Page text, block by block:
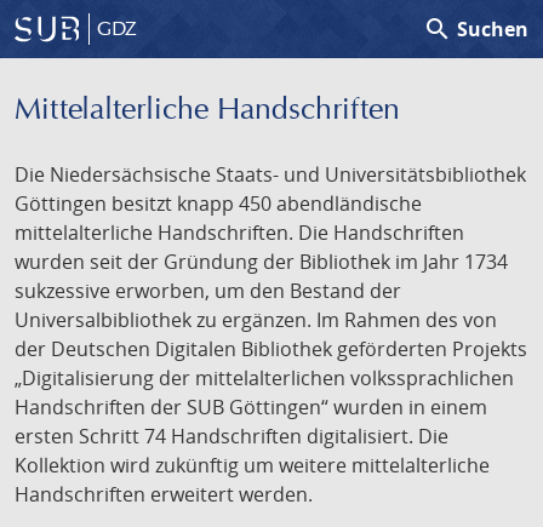
GDZ search Suchen
Mittelalterliche Handschriften
Die Niedersächsische Staats- und Universitätsbibliothek
Göttingen besitzt knapp 450 abendländische
mittelalterliche Handschriften. Die Handschriften
wurden seit der Gründung der Bibliothek im Jahr 1734
sukzessive erworben, um den Bestand der
Universalbibliothek zu ergänzen. Im Rahmen des von
der Deutschen Digitalen Bibliothek geförderten Projekts
„Digitalisierung der mittelalterlichen volkssprachlichen
Handschriften der SUB Göttingen“ wurden in einem
ersten Schritt 74 Handschriften digitalisiert. Die
Kollektion wird zukünftig um weitere mittelalterliche
Handschriften erweitert werden.